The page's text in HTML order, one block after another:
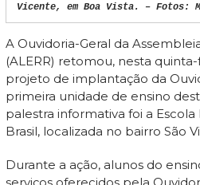
Vicente, em Boa Vista. – Fotos:
A Ouvidoria-Geral da
(ALERR) retomou, nesta quinta-
projeto de implantação da
primeira unidade de ensino
palestra informativa foi a
Brasil, localizada no bairro São
Durante a ação, alunos do
serviços oferecidos pela